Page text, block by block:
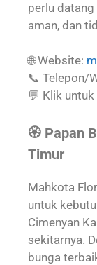
perlu
aman, dan
🌐 Website:
📞 Telepon/
💬 Klik
🏵️ Papan
Timur
Mahkota
untuk
Cimenyan
sekitarnya.
bunga